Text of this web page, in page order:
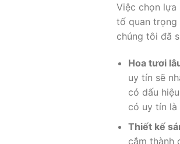
Việc chọn lựa
tố quan trọng
chúng tôi đã
Hoa tươi
uy tín sẽ
có dấu
có uy tín
Thiết kế
cắm thành